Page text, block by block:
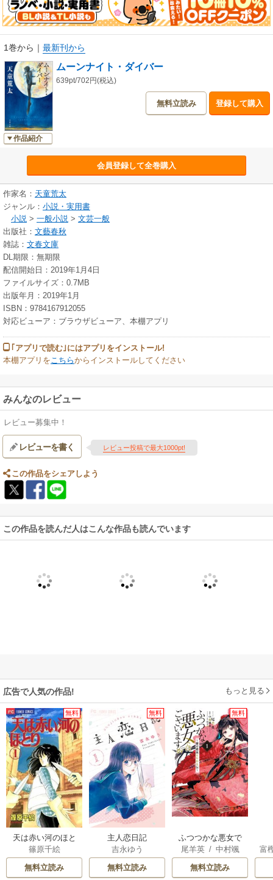
依頼者グループの会が決めたルールにそむき、直接舟作とコンタクトをと
った眞部透子は、行方不明者である夫のしていた指輪を探さないでほしい
巻末に著者によるエッセイ、「失われた命への誠実な祈り（文庫版あとが
きに代えて）」を収録。
1巻から ｜ 最新刊から
作品紹介
ムーンナイト・ダイバー
639pt/702円(税込)
無料立読み 登録して購入
会員登録して全巻購入
作家名： 天童荒太
ジャンル： 小説・実用書
小説 > 一般小説 > 文芸一般
出版社： 文藝春秋
雑誌： 文春文庫
DL期限：無期限
配信開始日：2019年1月4日
ファイルサイズ：0.7MB
出版年月：2019年1月
ISBN：9784167912055
対応ビューア：ブラウザビューア、本棚アプリ
｢アプリで読む｣にはアプリをインストール!
本棚アプリを こちらからインストールしてください
みんなのレビュー
レビュー募集中！
レビューを書く レビュー投稿で最大1000pt!
この作品をシェアしよう
この作品を読んだ人はこんな作品も読んでいます
広告で人気の作品! もっと見る
無料
天は赤い河のほと
り
篠原千絵
無料立読み
無料
主人恋日記
吉永ゆう
無料立読み
無料
ふつつかな悪女で
はございますが ～
雛宮蝶鼠とりかえ
伝～
尾羊英/ 中村颯
希
/ ゆき哉
無料立読み
富